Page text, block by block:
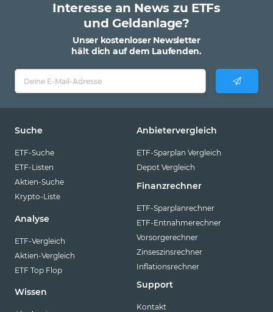
Interesse an News zu ETFs
und Geldanlage?
Unser kostenloser Newsletter
hält dich auf dem Laufenden.
Suche
ETF-Suche
ETF-Listen
Aktien-Suche
Krypto-Liste
Analyse
ETF-Vergleich
Aktien-Vergleich
ETF Top Flop
Wissen
Anbietervergleich
ETF-Sparplan Vergleich
Depot Vergleich
Finanzrechner
ETF-Sparplanrechner
ETF-Entnahmerechner
Vorsorgerechner
Zinseszinsrechner
Inflationsrechner
Support
Kontakt